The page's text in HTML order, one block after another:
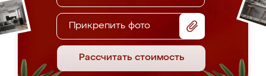
Прикрепить фото
Рассчитать стоимость